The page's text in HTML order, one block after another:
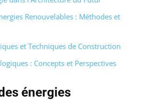
Renouvelables : Méthodes et
et Techniques de Construction
: Concepts et Perspectives
énergies